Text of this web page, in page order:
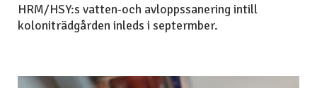
HRM/HSY:s vatten-och avloppssanering intill
koloniträdgården inleds i septermber.